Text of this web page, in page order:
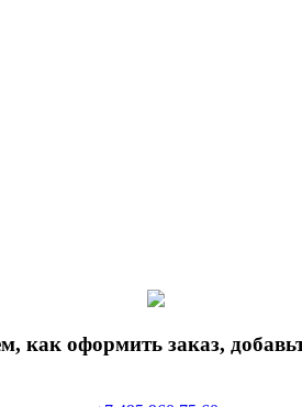
как оформить заказ,